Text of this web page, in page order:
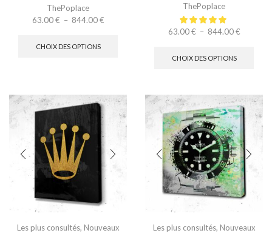
ThePoplace
63.00€ – 844.00€
CHOIX DES OPTIONS
ThePoplace
63.00€ – 844.00€
CHOIX DES OPTIONS
Les plus consultés, Nouveaux
Les plus consultés, Nouveaux